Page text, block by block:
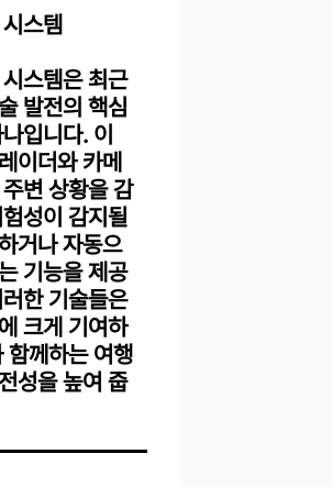
스템
스템은 최근
발전의 핵심
입니다. 이
이더와 카메
변 상황을 감
성이 감지될
거나 자동으
기능을 제공
한 기술들은
크게 기여하
함께하는 여행
성을 높여 줍